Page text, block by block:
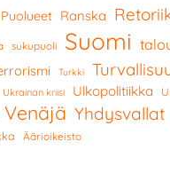
Puolueet Ranska
sukupuoli Suomi
Turkki
Ukrainan kriisi Ulkopolitiikka
Venäjä Yhdysvallat
Äärioikeisto